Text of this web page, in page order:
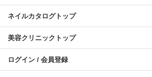
ネイルカタログトップ
美容クリニックトップ
ログイン / 会員登録